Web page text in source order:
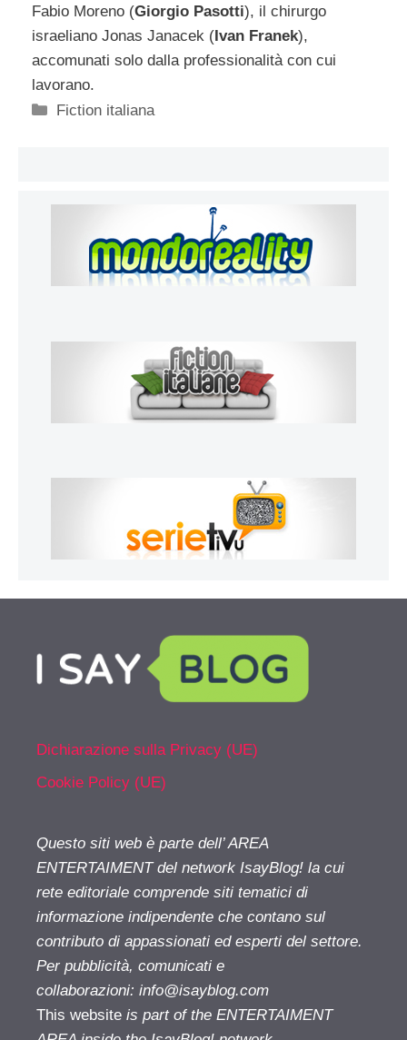
Fabio Moreno (Giorgio Pasotti), il chirurgo
israeliano Jonas Janacek (Ivan Franek),
accomunati solo dalla professionalità con cui
lavorano.
Categorie
Fiction italiana
Dichiarazione sulla Privacy (UE)
Cookie Policy (UE)
Questo siti web è parte dell’ AREA
ENTERTAIMENT del network IsayBlog! la cui
rete editoriale comprende siti tematici di
informazione indipendente che contano sul
contributo di appassionati ed esperti del settore.
Per pubblicità, comunicati e
collaborazioni: info@isayblog.com
This website is part of the ENTERTAIMENT